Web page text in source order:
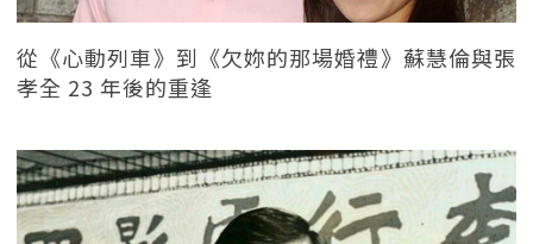
從《心動列車》到《欠妳的那場婚禮》蘇慧倫與張
孝全 23 年後的重逢